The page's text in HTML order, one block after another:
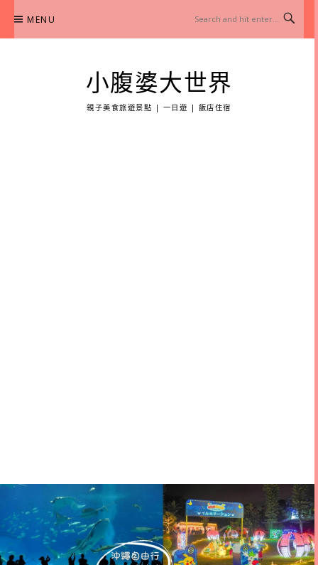
content
MENU
小腹婆大世界
親子美食旅遊景點 | 一日遊 | 飯店住宿